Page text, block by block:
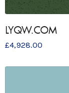
LYQW.COM
£4,928.00